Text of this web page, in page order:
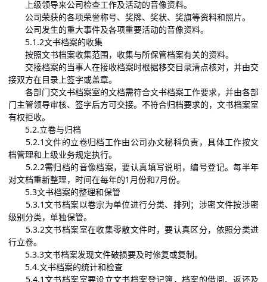
上级领导来公司检查工作及活动的音像资料。
公司荣获的各项荣誉称号、奖牌、奖状、奖旗等资料和照片。
公司发生的重大事件及各项重要活动的音像资料。
5.1.2文书档案的收集
按照文书档案收集范围，收集与所保管档案有关的资料。
交接档案的当事人在接收档案时根据移交目录清点核对，并由交
接双方在目录上签字或盖章。
各部门交文书档案室的文档需符合文书档案工作要求，并由各部
门主管领导审核、签字后方可交接。不符合归档要求的，文书档案室
有权拒收。
5.2.立卷与归档
5.2.1文件的立卷归档工作由公司办文秘科负责，具体工作按文
档管理和上级业务规定执行。
5.2.2需归档的音像档案，要认真填写说明，编号登记。每半年
对文档重新整理，时间在每年的1月份和7月份。
5.3文书档案的整理和保管
5.3.1文书档案以卷宗为单位进行分类、排列；涉密文件按涉密
级别分类，单独保管。
5.3.2文书档案室在收集零散文件时，要认真区分，依照分类进
行立卷。
5.3.3文书档案发现文件破损要及时修复或复制。
5.4.文书档案的统计和检查
5.4.1文书档案室要设立文书档案登记簿，档案的借阅、返还及